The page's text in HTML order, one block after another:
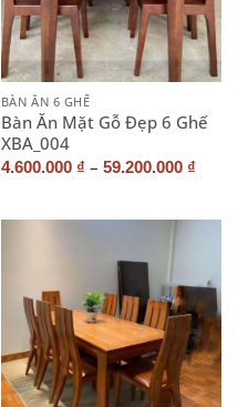
BÀN ĂN 6 GHẾ
Bàn Ăn Mặt Gỗ Đẹp 6 Ghế
XBA_004
4.600.000 ₫ – 59.200.000 ₫